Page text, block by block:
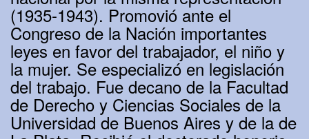
(1935-1943). Promovió ante el
Congreso de la Nación importantes
leyes en favor del trabajador, el niño y
la mujer. Se especializó en legislación
del trabajo. Fue decano de la Facultad
de Derecho y Ciencias Sociales de la
Universidad de Buenos Aires y de la de